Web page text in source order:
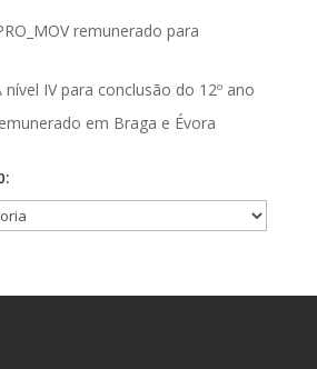
remunerado para
nível IV para conclusão do 12º ano
em Braga e Évora